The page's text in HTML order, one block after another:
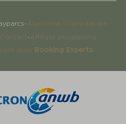
· Algemene voorwaarden
Contact · Affiliate programma
door Booking Experts